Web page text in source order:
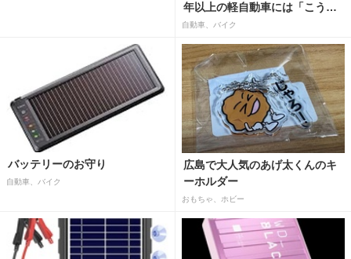
年以上の軽自動車には「こうか
はばつぐんだ」が…
自動車、バイク
バッテリーのお守り
自動車、バイク
広島で大人気のあげ太くんのキ
ーホルダー
おもちゃ、ホビー